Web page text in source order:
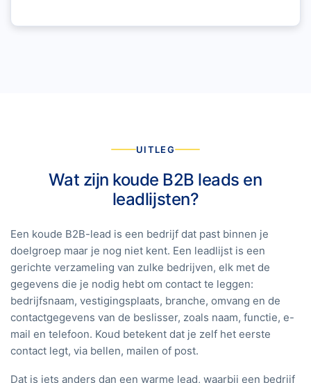
UITLEG
Wat zijn koude B2B leads en
leadlijsten?
Een koude B2B-lead is een bedrijf dat past binnen je
doelgroep maar je nog niet kent. Een leadlijst is een
gerichte verzameling van zulke bedrijven, elk met de
gegevens die je nodig hebt om contact te leggen:
bedrijfsnaam, vestigingsplaats, branche, omvang en de
contactgegevens van de beslisser, zoals naam, functie, e-
mail en telefoon. Koud betekent dat je zelf het eerste
contact legt, via bellen, mailen of post.
Dat is iets anders dan een warme lead, waarbij een bedrijf